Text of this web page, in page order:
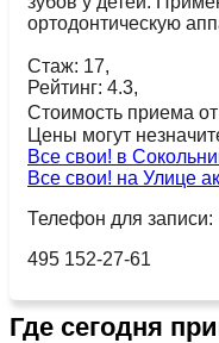
ортодонтическую
Стаж: 17,
Рейтинг: 4.3,
Стоимость приема
Цены могут
Все свои! в
Все свои! на Улице
Телефон для записи:
495 152-27-61
Где сегодня